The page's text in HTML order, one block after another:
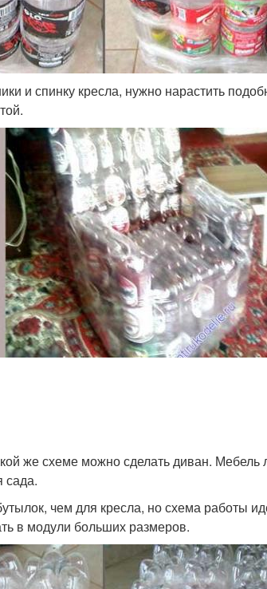
и спинку кресла, нужно нарастить
же схеме можно сделать диван. Мебель
сада.
чем для кресла, но схема работы
в модули больших размеров.